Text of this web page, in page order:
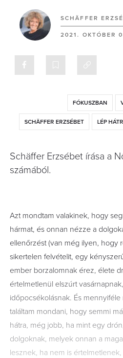
SCHÄFFER
2021. OKTÓBER
FÓKUSZBAN
SCHÄFFER ERZSÉBET LÉP
Schäffer Erzsébet írása a
számából.
Azt mondtam valakinek, hogy
hármat, és onnan nézze a
ellenőrzést (van még ilyen, hogy
sikertelen felvételit, egy
ember borzalomnak érez, élete
értelmetlenül elszúrt
időpocsékolásnak. És
találtam mondani, hogy semmi
hátra, még jobb, ha mint egy
dolgoknak, melyek onnan a
lesznek, ha nem is